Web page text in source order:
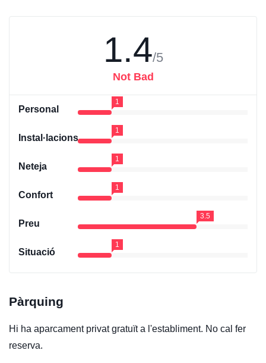
1.4/5
Not Bad
Personal
1
Instal·lacions
1
Neteja
1
Confort
1
Preu
3.5
Situació
1
Pàrquing
Hi ha aparcament privat gratuït a l'establiment. No cal fer
reserva.